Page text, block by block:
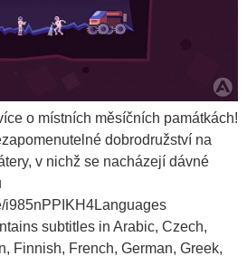
o místních měsíčních památkách!
dobrodružství na
v nichž se nacházejí dávné
i985nPPIKH4Languages
subtitles in Arabic, Czech,
Finnish, French, German, Greek,